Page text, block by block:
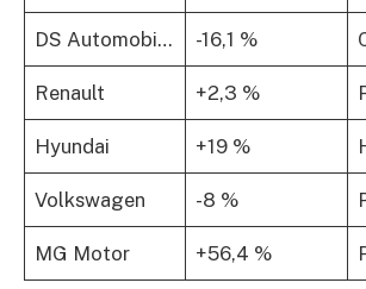
DS Automobiles -16,1 %
Renault +2,3 %
Hyundai +19 %
Volkswagen -8 %
MG Motor +56,4 %